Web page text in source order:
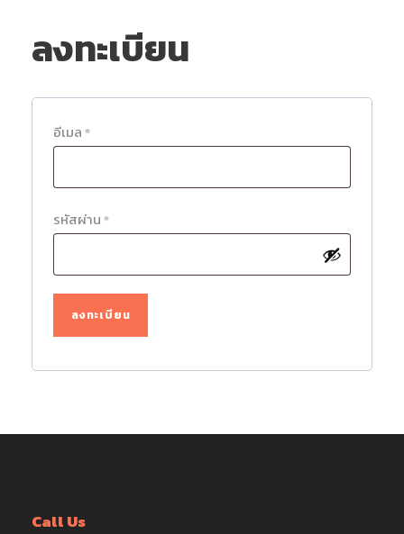
ลงทะเบียน
อีเมล*ต้
ง
ก
า
รหัสผ่าน*ต้
ง
ก
ลงทะเบียน
Call Us